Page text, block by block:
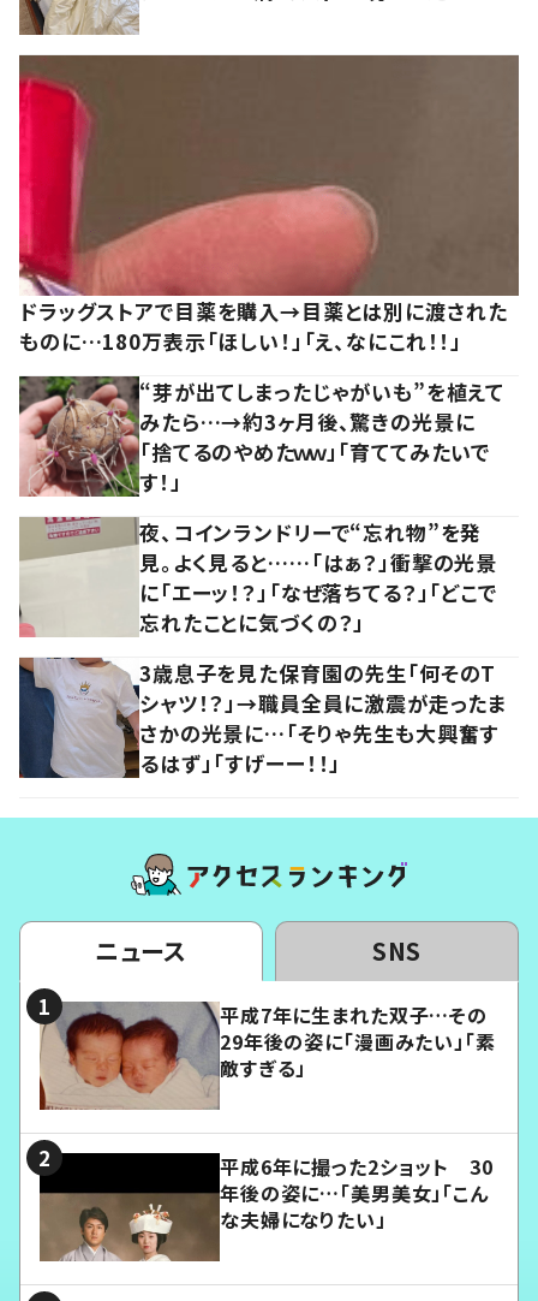
ドラッグストアで目薬を購入→目薬とは別に渡された
ものに…180万表示「ほしい！」「え、なにこれ！！」
“芽が出てしまったじゃがいも”を植えて
みたら…→約3ヶ月後、驚きの光景に
「捨てるのやめたｗｗ」「育ててみたいで
す！」
夜、コインランドリーで“忘れ物”を発
見。よく見ると……「はぁ？」衝撃の光景
に「エーッ！？」「なぜ落ちてる？」「どこで
忘れたことに気づくの？」
3歳息子を見た保育園の先生「何そのT
シャツ！？」→職員全員に激震が走ったま
さかの光景に…「そりゃ先生も大興奮す
るはず」「すげーー！！」
ニュース SNS
平成7年に生まれた双子…その
29年後の姿に「漫画みたい」「素
敵すぎる」
平成6年に撮った2ショット 30
年後の姿に…「美男美女」「こん
な夫婦になりたい」